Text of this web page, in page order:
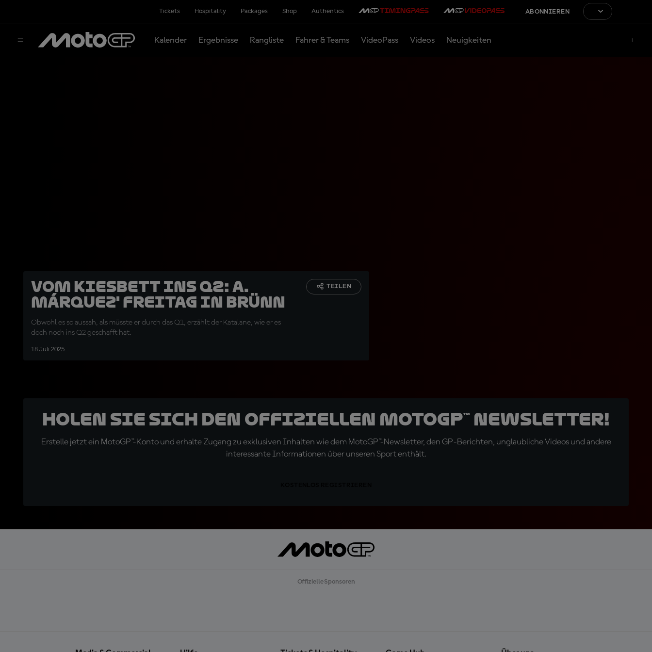
Tickets Hospitality Packages Shop Authentics ABONNIEREN
Kalender Ergebnisse Rangliste Fahrer & Teams VideoPass Videos Neuigkeiten
Vom Kiesbett ins Q2: A.
Márquez' Freitag in Brünn
Obwohl es so aussah, als müsste er durch das Q1, erzählt der Katalane, wie er es
doch noch ins Q2 geschafft hat.
18 Juli 2025
TEILEN
Holen Sie sich den offiziellen MotoGP™ Newsletter!
Erstelle jetzt ein MotoGP™-Konto und erhalte Zugang zu exklusiven Inhalten wie dem MotoGP™-Newsletter, den GP-Berichten, unglaubliche Videos und andere
interessante Informationen über unseren Sport enthält.
Offizielle Sponsoren